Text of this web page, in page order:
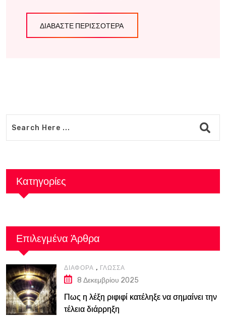
ΔΙΑΒΆΣΤΕ ΠΕΡΙΣΣΌΤΕΡΑ
Κατηγορίες
Επιλεγμένα Άρθρα
ΔΙΆΦΟΡΑ , ΓΛΏΣΣΑ
8 Δεκεμβρίου 2025
Πως η λέξη ριφιφί κατέληξε να σημαίνει την
τέλεια διάρρηξη